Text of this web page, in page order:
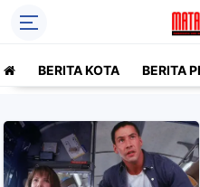
BERITA KOTA BERITA